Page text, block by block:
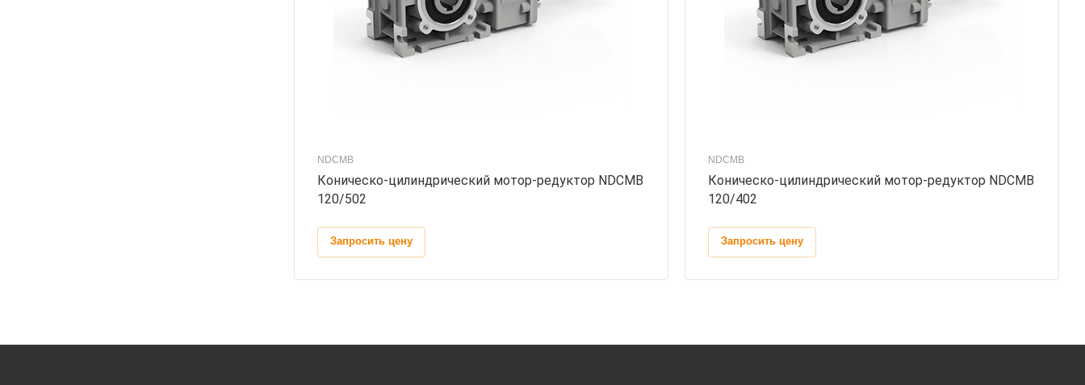
NDCMB
Коническо-цилиндрический мотор-редуктор NDCMB
120/502
Запросить цену
NDCMB
Коническо-цилиндрический мотор-редуктор NDCMB
120/402
Запросить цену